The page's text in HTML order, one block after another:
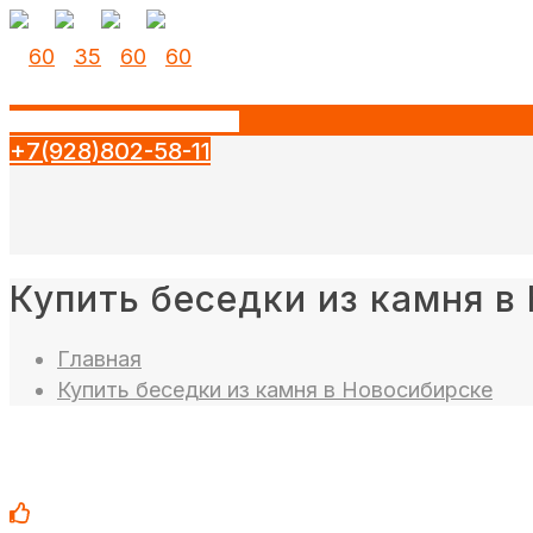
+7(928)802-58-11
Купить беседки из камня в
Главная
Купить беседки из камня в Новосибирске